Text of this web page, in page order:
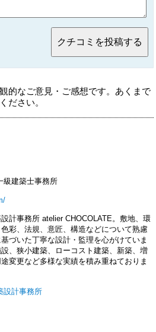
的なご意見・ご感想です。あくまで
ださい。
級建築士事務所
計事務所 atelier CHOCOLATE。敷地、環
彩、法規、意匠、構造などについて熟慮
づいた丁寧な設計・監理を心がけていま
、狭小建築、ローコスト建築、新築、増
変更など多様な実績を積み重ねておりま
設計事務所